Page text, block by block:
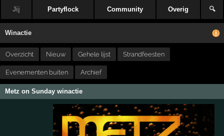
Jij Partyflock Community Overig 🔍
Winactie
Overzicht Nieuw Gehele lijst Strandfeesten
Evenementen buiten Archief
Metz on Sunday winactie